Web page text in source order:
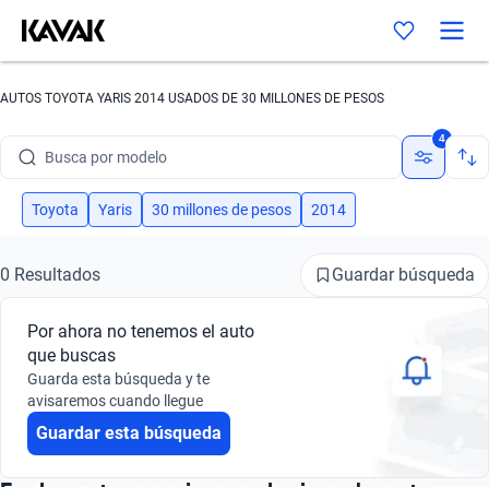
AUTOS TOYOTA YARIS 2014 USADOS DE 30 MILLONES DE PESOS
Busca por modelo
Busca por versión
Busca por marca
Busca por modelo
Busca por versión
4
Toyota Yaris 30 millones de pesos 2014
0 Resultados Guardar búsqueda
Por ahora no tenemos el auto
que buscas
Guarda esta búsqueda y te
avisaremos cuando llegue
Guardar esta búsqueda